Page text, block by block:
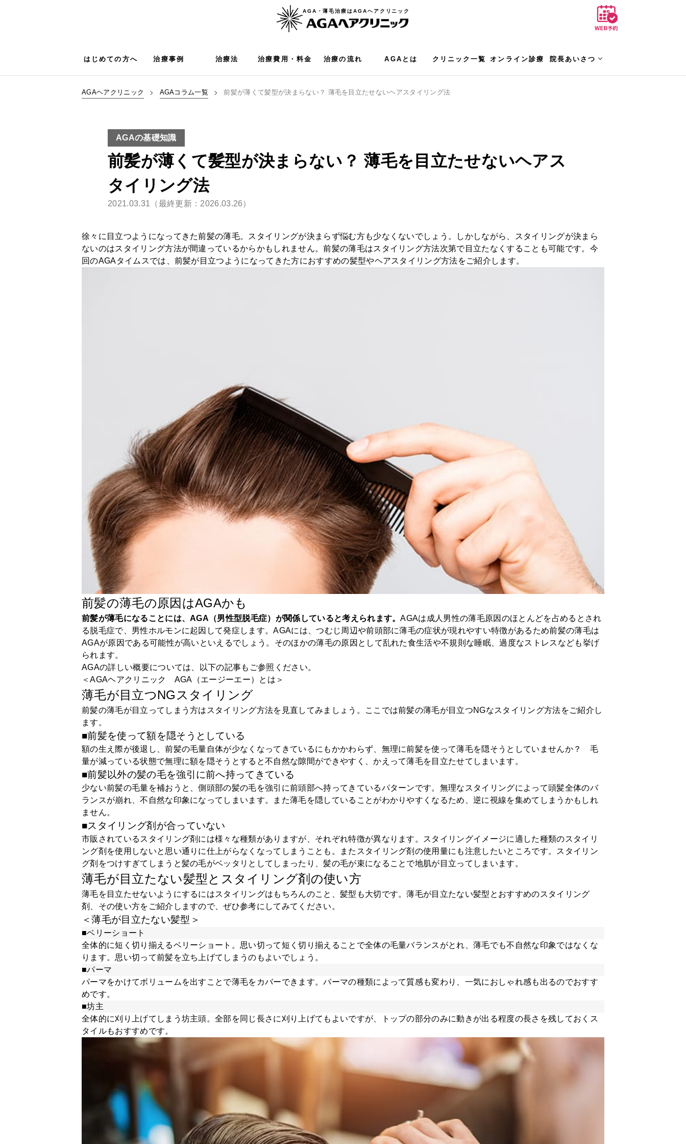
AGA・薄毛治療はAGAヘアクリニック
はじめての方へ 治療事例 治療法 治療費用・料金 治療の流れ AGAとは クリニック一覧 オンライン診療 院長あいさつ
AGAヘアクリニック AGAコラム一覧 前髪が薄くて髪型が決まらない？ 薄毛を目立たせないヘアスタイリング法
AGAの基礎知識
前髪が薄くて髪型が決まらない？ 薄毛を目立たせないヘアス
タイリング法
2021.03.31（最終更新：2026.03.26）
徐々に目立つようになってきた前髪の薄毛。スタイリングが決まらず悩む方も少なくないでしょう。しかしながら、スタイリングが決まら
ないのはスタイリング方法が間違っているからかもしれません。前髪の薄毛はスタイリング方法次第で目立たなくすることも可能です。今
回のAGAタイムスでは、前髪が目立つようになってきた方におすすめの髪型やヘアスタイリング方法をご紹介します。
前髪の薄毛の原因はAGAかも
前髪が薄毛になることには、AGA（男性型脱毛症）が関係していると考えられます。AGAは成人男性の薄毛原因のほとんどを占めるとされ
る脱毛症で、男性ホルモンに起因して発症します。AGAには、つむじ周辺や前頭部に薄毛の症状が現れやすい特徴があるため前髪の薄毛は
AGAが原因である可能性が高いといえるでしょう。そのほかの薄毛の原因として乱れた食生活や不規則な睡眠、過度なストレスなども挙げ
られます。
AGAの詳しい概要については、以下の記事もご参照ください。
＜AGAヘアクリニック AGA（エージーエー）とは＞
薄毛が目立つNGスタイリング
前髪の薄毛が目立ってしまう方はスタイリング方法を見直してみましょう。ここでは前髪の薄毛が目立つNGなスタイリング方法をご紹介し
ます。
■前髪を使って額を隠そうとしている
額の生え際が後退し、前髪の毛量自体が少なくなってきているにもかかわらず、無理に前髪を使って薄毛を隠そうとしていませんか？ 毛
量が減っている状態で無理に額を隠そうとすると不自然な隙間ができやすく、かえって薄毛を目立たせてしまいます。
■前髪以外の髪の毛を強引に前へ持ってきている
少ない前髪の毛量を補おうと、側頭部の髪の毛を強引に前頭部へ持ってきているパターンです。無理なスタイリングによって頭髪全体のバ
ランスが崩れ、不自然な印象になってしまいます。また薄毛を隠していることがわかりやすくなるため、逆に視線を集めてしまうかもしれ
ません。
■スタイリング剤が合っていない
市販されているスタイリング剤には様々な種類がありますが、それぞれ特徴が異なります。スタイリングイメージに適した種類のスタイリ
ング剤を使用しないと思い通りに仕上がらなくなってしまうことも。またスタイリング剤の使用量にも注意したいところです。スタイリン
グ剤をつけすぎてしまうと髪の毛がベッタリとしてしまったり、髪の毛が束になることで地肌が目立ってしまいます。
薄毛が目立たない髪型とスタイリング剤の使い方
薄毛を目立たせないようにするにはスタイリングはもちろんのこと、髪型も大切です。薄毛が目立たない髪型とおすすめのスタイリング
剤、その使い方をご紹介しますので、ぜひ参考にしてみてください。
＜薄毛が目立たない髪型＞
■ベリーショート
全体的に短く切り揃えるベリーショート。思い切って短く切り揃えることで全体の毛量バランスがとれ、薄毛でも不自然な印象ではなくな
ります。思い切って前髪を立ち上げてしまうのもよいでしょう。
■パーマ
パーマをかけてボリュームを出すことで薄毛をカバーできます。パーマの種類によって質感も変わり、一気におしゃれ感も出るのでおすす
めです。
■坊主
全体的に刈り上げてしまう坊主頭。全部を同じ長さに刈り上げてもよいですが、トップの部分のみに動きが出る程度の長さを残しておくス
タイルもおすすめです。